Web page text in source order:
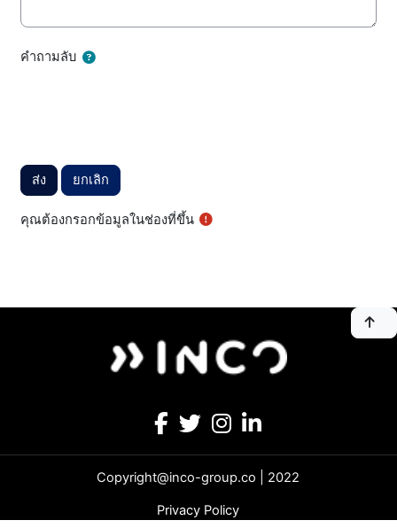
คำถามลับ
คุณต้องกรอกข้อมูลในช่องที่ขึ้น
Copyright@inco-group.co | 2022
Privacy Policy